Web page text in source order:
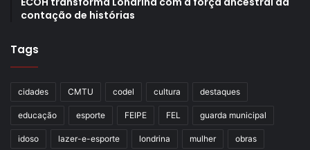
e Plano Diretor do IPPUL.
Gostei
Etiquetas CMPGT conferência
conferência municipal
contação de histórias
Tags
cidades CMTU codel cultura destaques
educação esporte FEIPE FEL guarda municipal
idoso lazer-e-esporte londrina mulher obras